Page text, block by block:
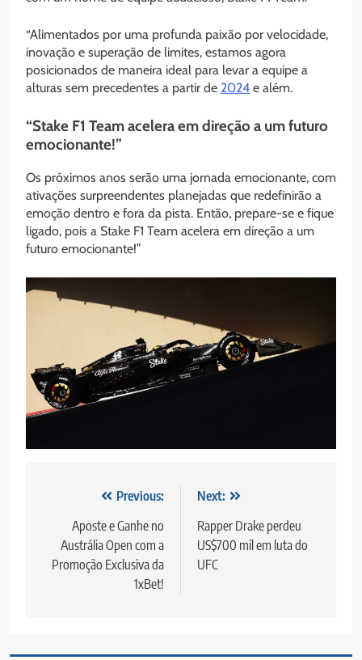
“Alimentados por uma profunda paixão por velocidade,
inovação e superação de limites, estamos agora
posicionados de maneira ideal para levar a equipe a
alturas sem precedentes a partir de 2024 e além.
“Stake F1 Team acelera em direção a um futuro
emocionante!”
Os próximos anos serão uma jornada emocionante, com
ativações surpreendentes planejadas que redefinirão a
emoção dentro e fora da pista. Então, prepare-se e fique
ligado, pois a Stake F1 Team acelera em direção a um
futuro emocionante!”
navigation
Previous:
Aposte e Ganhe no
Austrália Open com a
Promoção Exclusiva da
1xBet!
Next:
Rapper Drake perdeu
US$700 mil em luta do
UFC